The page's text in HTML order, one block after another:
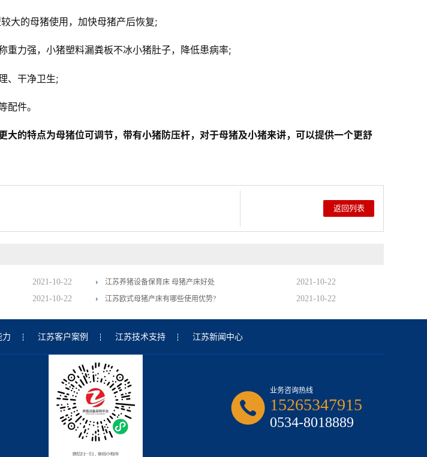
大的母猪使用，加快母猪产后恢复;
重力强，小猪塑料漏粪板不冰小猪肚子，降低患病率;
、干净卫生;
配件。
大的特点为母猪位可调节，带有小猪防压杆，对于母猪及小猪来讲，可以提供一个更舒
返回列表
2021-10-22 江苏养猪设备保育床 母猪产床好处 2021-10-22
2021-10-22 江苏欧式母猪产床有哪些使用优势? 2021-10-22
力 江苏客户案例 江苏技术支持 江苏新闻中心
业务咨询热线
15265347915
0534-8018889